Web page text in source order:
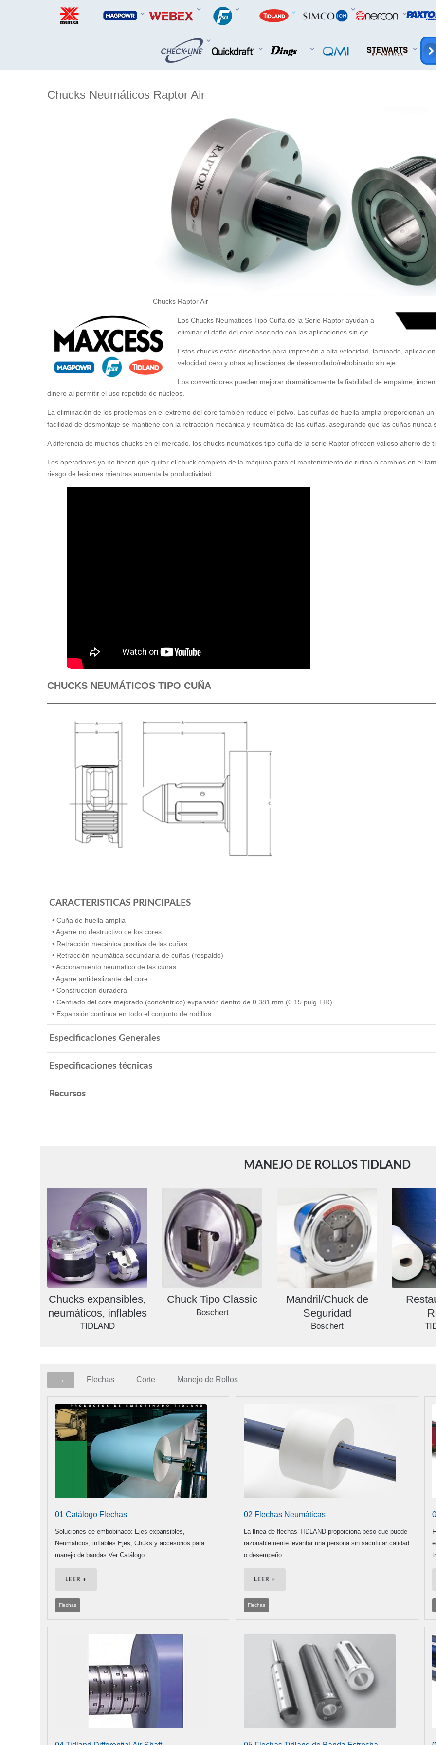
Chucks Neumáticos Raptor Air
Chucks Raptor Air
Los Chucks Neumáticos Tipo Cuña de la Serie Raptor ayudan a
eliminar el daño del core asociado con las aplicaciones sin eje.
Estos chucks están diseñados para impresión a alta velocidad, laminado,
velocidad cero y otras aplicaciones de desenrollado/rebobinado sin eje.
Los convertidores pueden mejorar dramáticamente la fiabilidad de empalme,
dinero al permitir el uso repetido de núcleos.
La eliminación de los problemas en el extremo del core también reduce el polvo. Las cuñas de huella amplia proporcionan
facilidad de desmontaje se mantiene con la retracción mecánica y neumática de las cuñas, asegurando que las cuñas nunca
A diferencia de muchos chucks en el mercado, los chucks neumáticos tipo cuña de la serie Raptor ofrecen valioso ahorro de
Los operadores ya no tienen que quitar el chuck completo de la máquina para el mantenimiento de rutina o cambios en el
riesgo de lesiones mientras aumenta la productividad.
CHUCKS NEUMÁTICOS TIPO CUÑA
CARACTERISTICAS PRINCIPALES
• Cuña de huella amplia
• Agarre no destructivo de los cores
• Retracción mecánica positiva de las cuñas
• Retracción neumática secundaria de cuñas (respaldo)
• Accionamiento neumático de las cuñas
• Agarre antideslizante del core
• Construcción duradera
• Centrado del core mejorado (concéntrico) expansión dentro de 0.381 mm (0.15 pulg TIR)
• Expansión continua en todo el conjunto de rodillos
Especificaciones Generales
Especificaciones técnicas
Recursos
MANEJO DE ROLLOS TIDLAND
Chucks expansibles,
neumáticos, inflables
TIDLAND
Chuck Tipo Classic
Boschert
Mandril/Chuck de
Seguridad
Boschert
→ Flechas Corte Manejo de Rollos
01 Catálogo Flechas
Soluciones de embobinado: Ejes expansibles,
Neumáticos, inflables Ejes, Chuks y accesorios para
manejo de bandas Ver Catálogo
LEER +
Flechas
02 Flechas Neumáticas
La línea de flechas TIDLAND proporciona peso que puede
razonablemente levantar una persona sin sacrificar calidad
o desempeño.
LEER +
Flechas